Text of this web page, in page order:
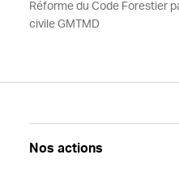
Réforme du Code Forestier
civile GMTMD
Nos actions